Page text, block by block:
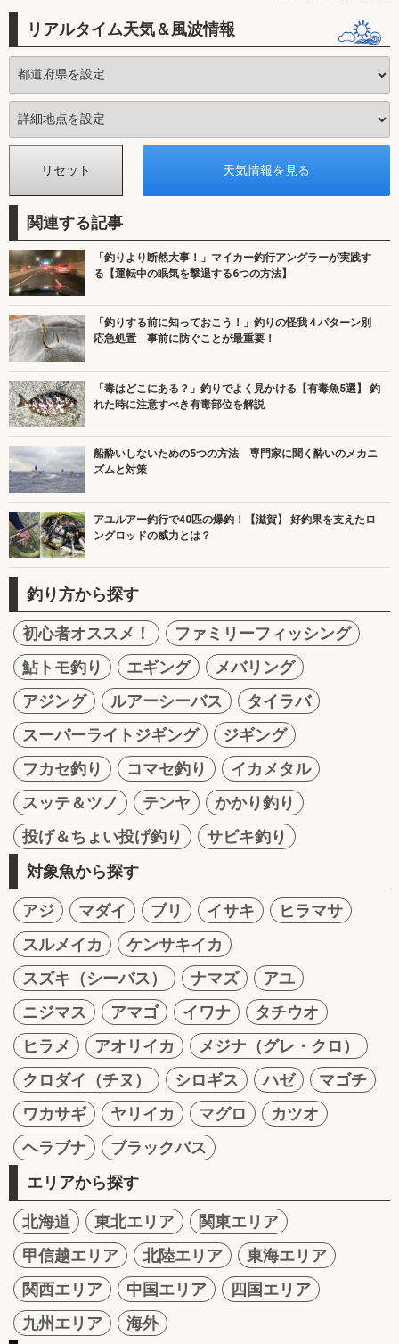
リアルタイム天気＆風波情報
関連する記事
「釣りより断然大事！」マイカー釣行アングラーが実践す
る【運転中の眠気を撃退する6つの方法】
「釣りする前に知っておこう！」釣りの怪我４パターン別
応急処置 事前に防ぐことが最重要！
「毒はどこにある？」釣りでよく見かける【有毒魚5選】 釣
れた時に注意すべき有毒部位を解説
船酔いしないための5つの方法 専門家に聞く酔いのメカニ
ズムと対策
アユルアー釣行で40匹の爆釣！【滋賀】 好釣果を支えたロ
ングロッドの威力とは？
釣り方から探す
初心者オススメ！
ファミリーフィッシング
鮎トモ釣り
エギング
メバリング
アジング
ルアーシーバス
タイラバ
スーパーライトジギング
ジギング
フカセ釣り
コマセ釣り
イカメタル
スッテ＆ツノ
テンヤ
かかり釣り
投げ＆ちょい投げ釣り
サビキ釣り
対象魚から探す
アジ マダイ ブリ イサキ
ヒラマサ
スルメイカ
ケンサキイカ
スズキ（シーバス）
ナマズ
アユ
ニジマス
アマゴ イワナ
タチウオ
ヒラメ
アオリイカ
メジナ（グレ・クロ）
クロダイ（チヌ）
シロギス ハゼ
マゴチ
ワカサギ
ヤリイカ マグロ
カツオ
ヘラブナ
ブラックバス
エリアから探す
北海道 東北エリア
関東エリア
甲信越エリア
北陸エリア
東海エリア
関西エリア
中国エリア
四国エリア
九州エリア
海外